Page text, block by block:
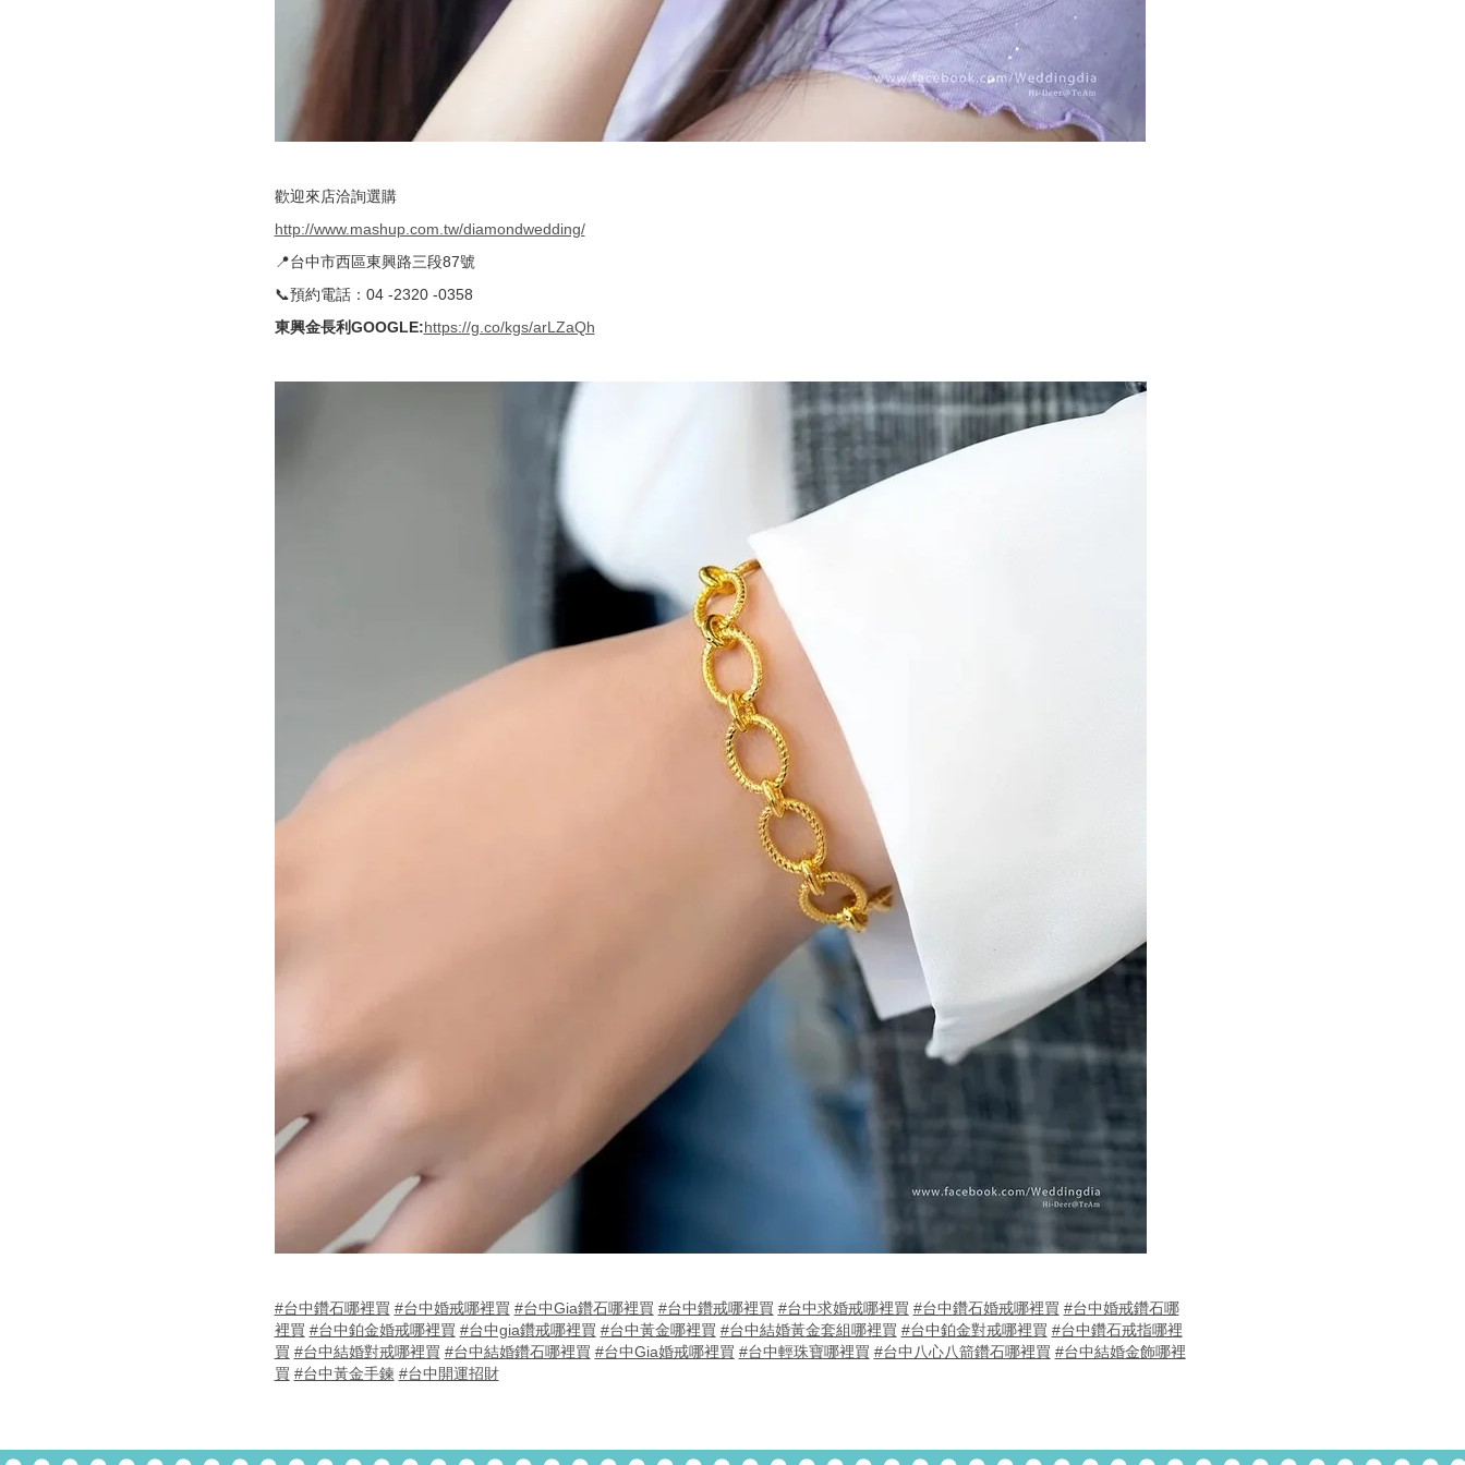
歡迎來店洽詢選購
http://www.mashup.com.tw/diamondwedding/
📍台中市西區東興路三段87號
📞預約電話：04 -2320 -0358
東興金長利GOOGLE:https://g.co/kgs/arLZaQh
#台中鑽石哪裡買 #台中婚戒哪裡買 #台中Gia鑽石哪裡買 #台中鑽戒哪裡買 #台中求婚戒哪裡買 #台中鑽石婚戒哪裡買 #台中婚戒鑽石哪
裡買 #台中鉑金婚戒哪裡買 #台中gia鑽戒哪裡買 #台中黃金哪裡買 #台中結婚黃金套組哪裡買 #台中鉑金對戒哪裡買 #台中鑽石戒指哪裡
買 #台中結婚對戒哪裡買 #台中結婚鑽石哪裡買 #台中Gia婚戒哪裡買 #台中輕珠寶哪裡買 #台中八心八箭鑽石哪裡買 #台中結婚金飾哪裡
買 #台中黃金手鍊 #台中開運招財